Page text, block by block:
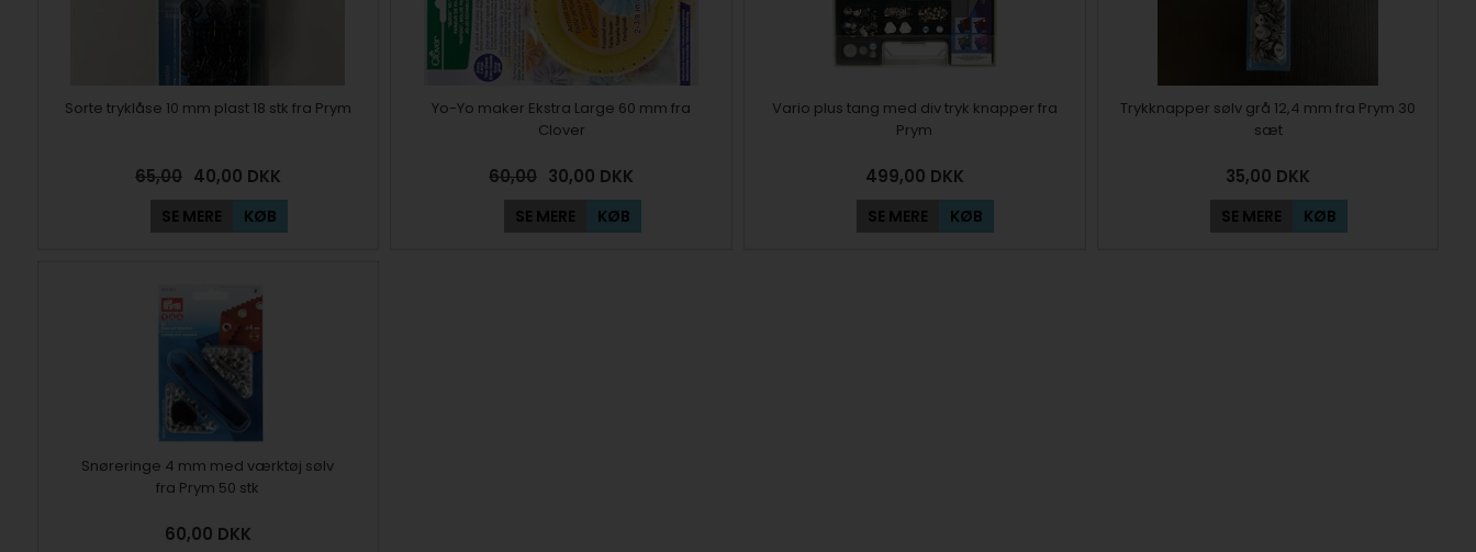
Sorte tryklåse 10 mm plast 18 stk fra Prym
65,00 40,00 DKK
SE MERE KØB
Yo-Yo maker Ekstra Large 60 mm fra
Clover
60,00 30,00 DKK
SE MERE KØB
Vario plus tang med div tryk knapper fra
Prym
499,00 DKK
SE MERE KØB
Trykknapper sølv grå 12,4 mm fra Prym 30
sæt
35,00 DKK
SE MERE KØB
Snøreringe 4 mm med værktøj sølv
fra Prym 50 stk
60,00 DKK